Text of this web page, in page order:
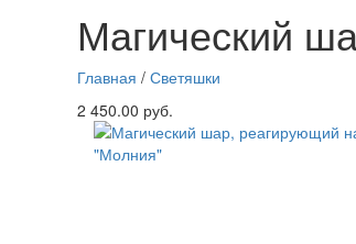
розетку, он тут же начнет источать
состоянии, огромное количество
ГЛАВНОЕ: В отличие от
шара буду загораться и гаснуть в
изделия: 17см * 17см * 26см
stock New
Магический
Главная / Светяшки
2 450.00 руб.